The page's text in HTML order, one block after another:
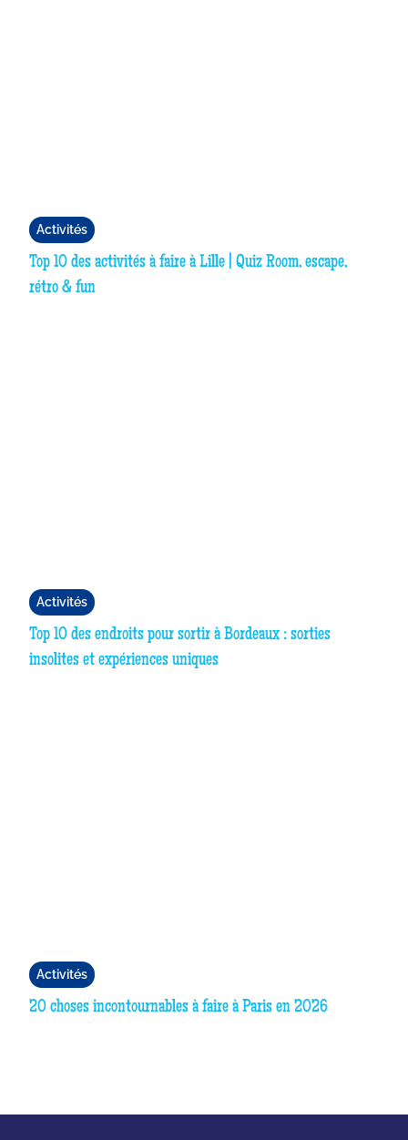
Activités
Top 10 des activités à faire à Lille | Quiz Room, escape,
rétro & fun
Activités
Top 10 des endroits pour sortir à Bordeaux : sorties
insolites et expériences uniques
Activités
20 choses incontournables à faire à Paris en 2026